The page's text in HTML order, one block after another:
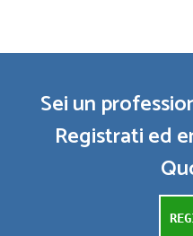
Sei un
Registrati ed